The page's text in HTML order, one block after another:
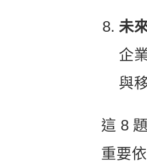
未
企
與
這 8
重要